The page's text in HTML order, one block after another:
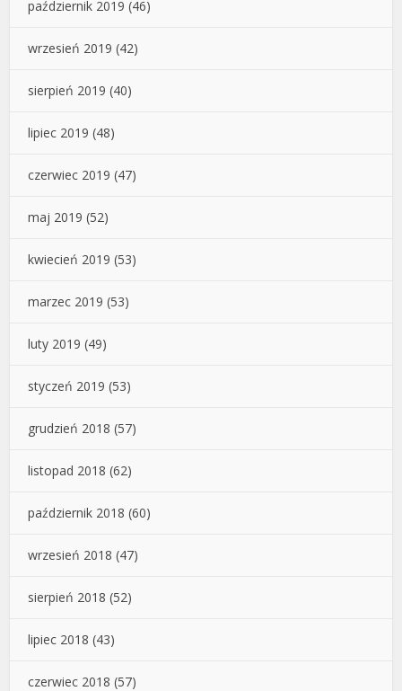
październik 2019 (46)
wrzesień 2019 (42)
sierpień 2019 (40)
lipiec 2019 (48)
czerwiec 2019 (47)
maj 2019 (52)
kwiecień 2019 (53)
marzec 2019 (53)
luty 2019 (49)
styczeń 2019 (53)
grudzień 2018 (57)
listopad 2018 (62)
październik 2018 (60)
wrzesień 2018 (47)
sierpień 2018 (52)
lipiec 2018 (43)
czerwiec 2018 (57)